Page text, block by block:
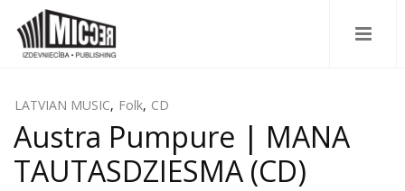
LATVIAN MUSIC, Folk, CD
Austra Pumpure | MANA
TAUTASDZIESMA (CD)